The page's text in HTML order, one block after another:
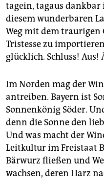
tagein, tagaus dankbar
diesem wunderbaren
Weg mit dem traurigen
Tristesse zu
glücklich. Schluss! Aus!
Im Norden mag der
antreiben. Bayern ist
Sonnenkönig Söder.
denn die Sonne den
Und was macht der
Leitkultur im Freistaat
Bärwurz fließen und
wachsen, deren Harz